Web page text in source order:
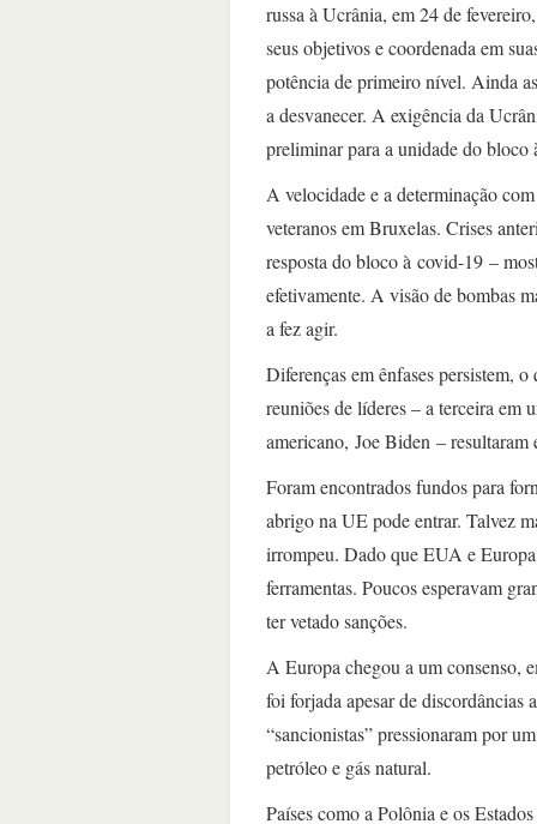
russa à Ucrânia, em 24 de
seus objetivos e coordenada em
potência de primeiro nível. Ainda
a desvanecer. A exigência da
preliminar para a unidade do bloco
A velocidade e a determinação
veteranos em Bruxelas. Crises
resposta do bloco à covid-19 –
efetivamente. A visão de bombas
a fez agir.
Diferenças em ênfases persistem,
reuniões de líderes – a terceira em
americano, Joe Biden – resultaram
Foram encontrados fundos para
abrigo na UE pode entrar. Talvez
irrompeu. Dado que EUA e
ferramentas. Poucos esperavam
ter vetado sanções.
A Europa chegou a um consenso,
foi forjada apesar de discordâncias
“sancionistas” pressionaram por
petróleo e gás natural.
Países como a Polônia e os